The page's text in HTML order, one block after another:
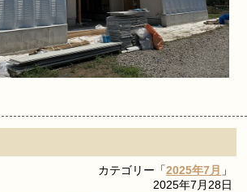
カテゴリー「2025年7月 」
2025年7月28日